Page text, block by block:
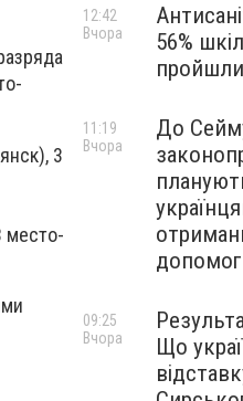
3
место-
56%
12:42
Вчора
До
допомог
11:19
Вчора
Що
09:25
Вчора